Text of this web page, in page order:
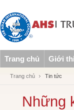
Trang chủ Giới
Trang chủ Tin tức
Những